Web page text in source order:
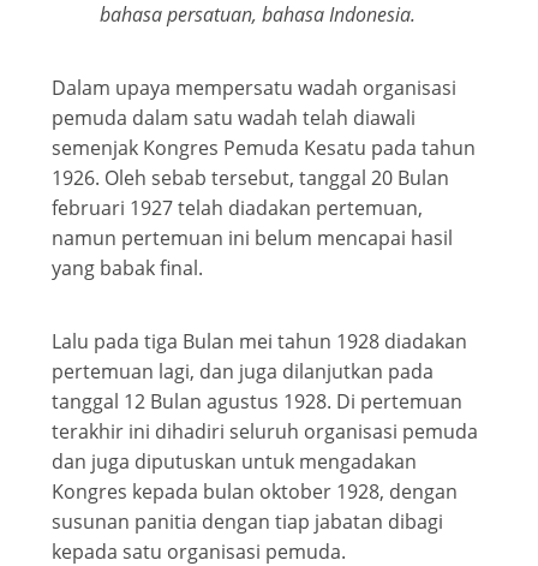
bahasa persatuan, bahasa Indonesia.
Dalam upaya mempersatu wadah organisasi
pemuda dalam satu wadah telah diawali
semenjak Kongres Pemuda Kesatu pada tahun
1926. Oleh sebab tersebut, tanggal 20 Bulan
februari 1927 telah diadakan pertemuan,
namun pertemuan ini belum mencapai hasil
yang babak final.
Lalu pada tiga Bulan mei tahun 1928 diadakan
pertemuan lagi, dan juga dilanjutkan pada
tanggal 12 Bulan agustus 1928. Di pertemuan
terakhir ini dihadiri seluruh organisasi pemuda
dan juga diputuskan untuk mengadakan
Kongres kepada bulan oktober 1928, dengan
susunan panitia dengan tiap jabatan dibagi
kepada satu organisasi pemuda.